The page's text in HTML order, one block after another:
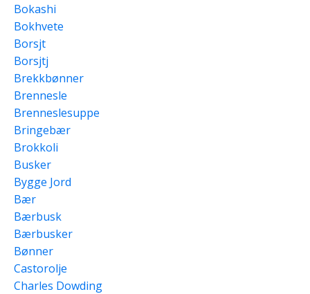
Bokashi
Bokhvete
Borsjt
Borsjtj
Brekkbønner
Brennesle
Brenneslesuppe
Bringebær
Brokkoli
Busker
Bygge Jord
Bær
Bærbusk
Bærbusker
Bønner
Castorolje
Charles Dowding